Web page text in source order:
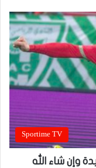
Sportime TV
وإن شاء الله